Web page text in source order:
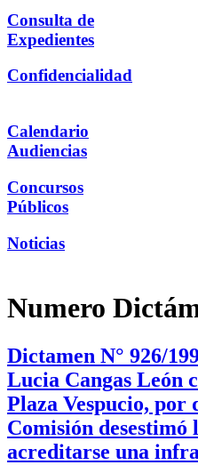
Consulta de
Expedientes
Confidencialidad
Calendario
Audiencias
Concursos
Públicos
Noticias
Numero
Dictamen N° 926/
Lucia Cangas León
Plaza Vespucio, por
Comisión desestimó
acreditarse una